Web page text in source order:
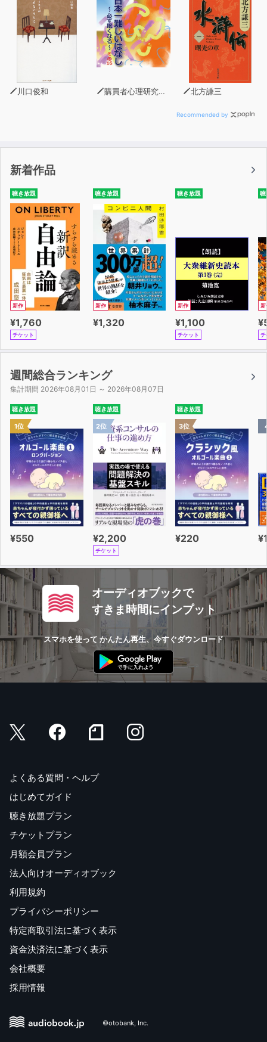
川口俊和 購買者心理研究所 株式会社モデンナ 顧問 青木幹和 北方謙三
Recommended by
新着作品
聴き放題
新作
¥1,760
チケット
聴き放題
新作
¥1,320
聴き放題
新作
¥1,100
チケット
聴
新
チ
週間総合ランキング
集計期間 2026年08月01日 ～ 2026年08月07日
聴き放題
1位
¥550
聴き放題
2位
¥2,200
チケット
聴き放題
3位
¥220
オーディオブックで
すきま時間にインプット
スマホを使って かんたん再生、今すぐダウンロード
よくある質問・ヘルプ
はじめてガイド
聴き放題プラン
チケットプラン
月額会員プラン
法人向けオーディオブック
利用規約
プライバシーポリシー
特定商取引法に基づく表示
資金決済法に基づく表示
会社概要
採用情報
©otobank, Inc.